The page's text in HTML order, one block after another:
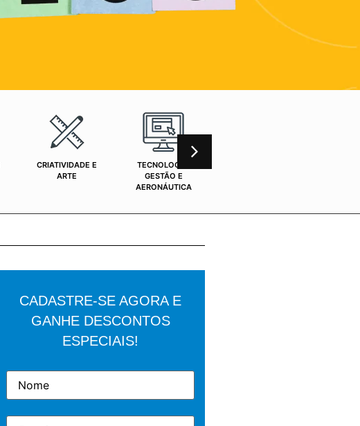
CRIATIVIDADE E
ARTE
TECNOLOGIA,
GESTÃO E
AERONÁUTICA
CADASTRE-SE AGORA E
GANHE DESCONTOS
ESPECIAIS!